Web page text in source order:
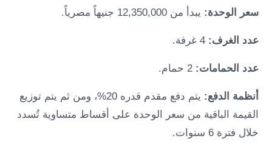
سعر الوحدة: يبدأ من 12,350,000 جنيهاً مصرياً.
عدد الغرف: 4 غرفة.
عدد الحمامات: 2 حمام.
أنظمة الدفع:
يتم دفع مقدم قدره 20%، ومن ثم يتم توزيع
القيمة الباقية من سعر الوحدة على أقساط متساوية تُسدد
خلال فترة 6 سنوات.